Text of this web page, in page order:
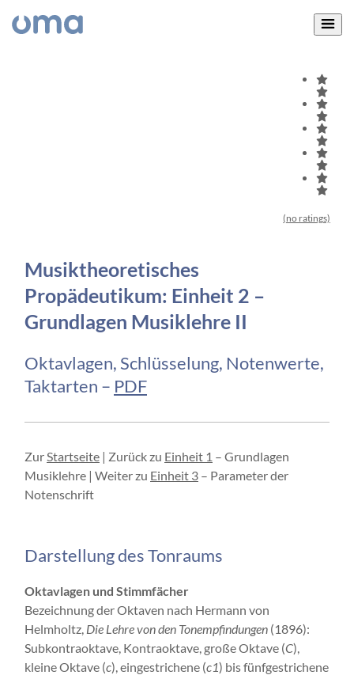
(no ratings)
Musiktheoretisches
Propädeutikum: Einheit 2 –
Grundlagen Musiklehre II
Oktavlagen, Schlüsselung, Notenwerte,
Taktarten – PDF
ZurStartseite | Zurück zu Einheit 1 – Grundlagen
Musiklehre | Weiter zu Einheit 3 – Parameter der
Notenschrift
Darstellung des Tonraums
Oktavlagen und Stimmfächer
Bezeichnung der Oktaven nach Hermann von
Helmholtz, Die Lehre von den Tonempfindungen (1896):
Subkontraoktave, Kontraoktave, große Oktave (C),
kleine Oktave (c), eingestrichene (c1) bis fünfgestrichene